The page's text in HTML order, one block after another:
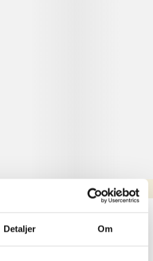
Detaljer Om